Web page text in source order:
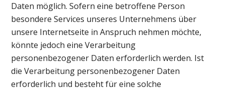
Daten möglich. Sofern eine betroffene Person
besondere Services unseres Unternehmens über
unsere Internetseite in Anspruch nehmen möchte,
könnte jedoch eine Verarbeitung
personenbezogener Daten erforderlich werden. Ist
die Verarbeitung personenbezogener Daten
erforderlich und besteht für eine solche